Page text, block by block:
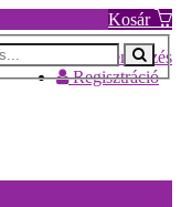
Kosár
Bejelentkezés
Regisztráció